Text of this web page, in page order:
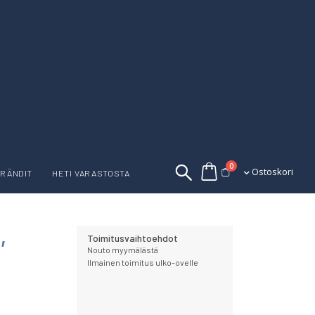
Ostoskori
0tuotettaOstoskori
HETI VARASTOSTA
Toimitusvaihtoehdot
Nouto myymälästä
Ilmainen toimitus ulko-ovelle